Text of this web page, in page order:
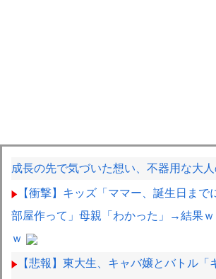
成長の先で気づいた想い、不器用な大
【衝撃】キッズ「ママー、誕生日まで
部屋作って」母親「わかった」→結果ｗ
ｗ
【悲報】東大生、キャバ嬢とバトル「